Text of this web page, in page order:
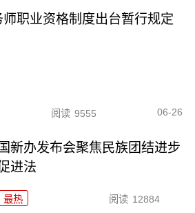
职业资格制度出台暂行规定
阅读 9555 06-26
国新办发布会聚焦民族团结进步
进法
最热 阅读 12884